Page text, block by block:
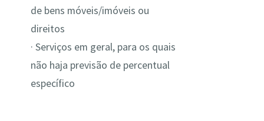
de bens móveis/imóveis ou
direitos
· Serviços em geral, para os quais
não haja previsão de percentual
específico